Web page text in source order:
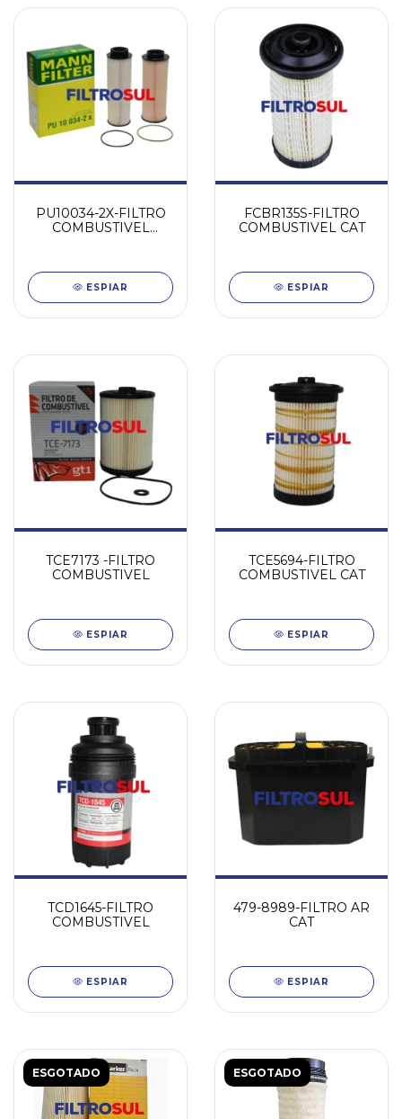
PU10034-2X-FILTRO
COMBUSTIVEL
ESPIAR
FCBR135S-FILTRO
COMBUSTIVEL CAT
ESPIAR
TCE7173 -FILTRO
COMBUSTIVEL
ESPIAR
TCE5694-FILTRO
COMBUSTIVEL CAT
ESPIAR
TCD1645-FILTRO
COMBUSTIVEL
ESPIAR
479-8989-FILTRO AR
CAT
ESPIAR
ESGOTADO ESGOTADO